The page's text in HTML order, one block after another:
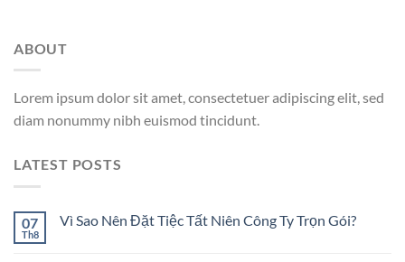
ABOUT
Lorem ipsum dolor sit amet, consectetuer adipiscing elit, sed
diam nonummy nibh euismod tincidunt.
LATEST POSTS
07
Th8
Vì Sao Nên Đặt Tiệc Tất Niên Công Ty Trọn Gói?